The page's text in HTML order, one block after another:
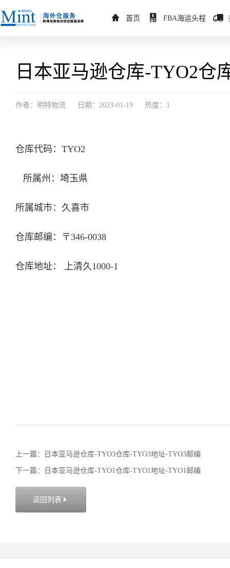
首页 FBA海运头程
日本亚马逊仓库-TYO2仓
作者：明特物流 日期：2023-01-19 热度：1
仓库代码：TYO2
所属州：埼玉県
所属城市：久喜市
仓库邮编：〒346-0038
仓库地址： 上清久1000-1
上一篇：日本亚马逊仓库-TYO3仓库-TYO3地址-TYO3邮编
下一篇：日本亚马逊仓库-TYO1仓库-TYO1地址-TYO1邮编
返回列表 